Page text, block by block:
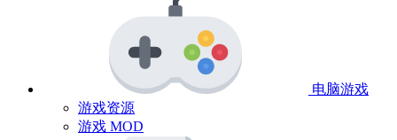
电脑游戏
游戏资源
游戏 MOD